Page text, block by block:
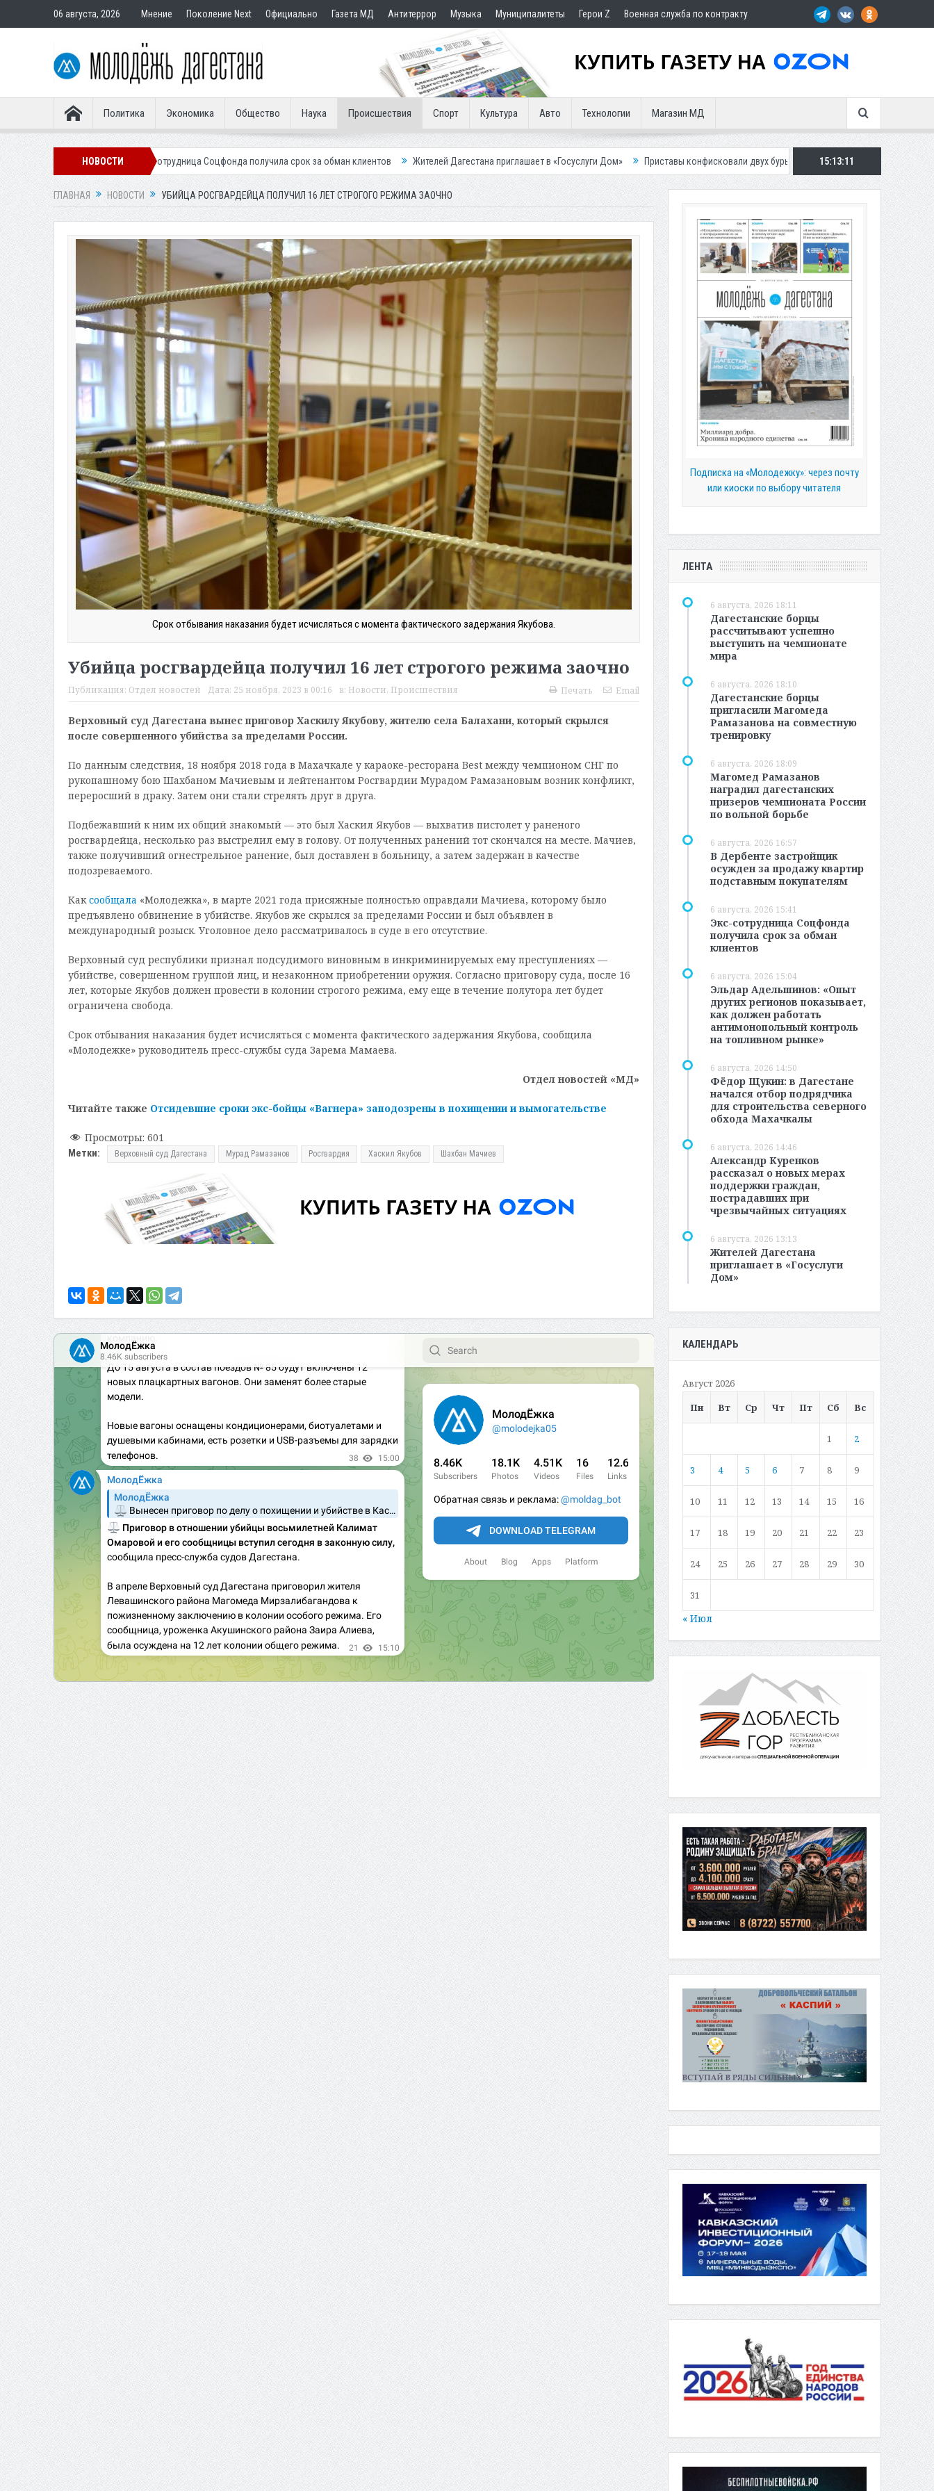
06 августа, 2026 Мнение Поколение Next Официально Газета МД Антитеррор Музыка Муниципалитеты Герои Z Военная служба по контракту
Политика Экономика Общество Наука Происшествия Спорт Культура Авто Технологии Магазин МД
НОВОСТИ
Экс-сотрудница Соцфонда получила срок за обман клиентов Жителей Дагестана приглашает в «Госуслуги Дом» Приставы конфисковали двух бурых медведей у жителя Дагестана
15:13:13
ГЛАВНАЯ НОВОСТИ УБИЙЦА РОСГВАРДЕЙЦА ПОЛУЧИЛ 16 ЛЕТ СТРОГОГО РЕЖИМА ЗАОЧНО
Срок отбывания наказания будет исчисляться с момента фактического задержания Якубова.
Убийца росгвардейца получил 16 лет строгого режима заочно
Публикация: Отдел новостей Дата: 25 ноября, 2023 в 00:16 в: Новости, Происшествия Печать Email
Верховный суд Дагестана вынес приговор Хаскилу Якубову, жителю села Балахани, который скрылся
после совершенного убийства за пределами России.
По данным следствия, 18 ноября 2018 года в Махачкале у караоке-ресторана Best между чемпионом СНГ по
рукопашному бою Шахбаном Мачиевым и лейтенантом Росгвардии Мурадом Рамазановым возник конфликт,
переросший в драку. Затем они стали стрелять друг в друга.
Подбежавший к ним их общий знакомый — это был Хаскил Якубов — выхватив пистолет у раненого
росгвардейца, несколько раз выстрелил ему в голову. От полученных ранений тот скончался на месте. Мачиев,
также получивший огнестрельное ранение, был доставлен в больницу, а затем задержан в качестве
подозреваемого.
Как сообщала «Молодежка», в марте 2021 года присяжные полностью оправдали Мачиева, которому было
предъявлено обвинение в убийстве. Якубов же скрылся за пределами России и был объявлен в
международный розыск. Уголовное дело рассматривалось в суде в его отсутствие.
Верховный суд республики признал подсудимого виновным в инкриминируемых ему преступлениях —
убийстве, совершенном группой лиц, и незаконном приобретении оружия. Согласно приговору суда, после 16
лет, которые Якубов должен провести в колонии строгого режима, ему еще в течение полутора лет будет
ограничена свобода.
Срок отбывания наказания будет исчисляться с момента фактического задержания Якубова, сообщила
«Молодежке» руководитель пресс-службы суда Зарема Мамаева.
Отдел новостей «МД»
Читайте также Отсидевшие сроки экс-бойцы «Вагнера» заподозрены в похищении и вымогательстве
Просмотры: 601
Метки: Верховный суд Дагестана Мурад Рамазанов Росгвардия Хаскил Якубов Шахбан Мачиев
Подписка на «Молодежку»: через почту
или киоски по выбору читателя
ЛЕНТА
6 августа, 2026 18:11
Дагестанские борцы
рассчитывают успешно
выступить на чемпионате
мира
6 августа, 2026 18:10
Дагестанские борцы
пригласили Магомеда
Рамазанова на совместную
тренировку
6 августа, 2026 18:09
Магомед Рамазанов
наградил дагестанских
призеров чемпионата России
по вольной борьбе
6 августа, 2026 16:57
В Дербенте застройщик
осужден за продажу квартир
подставным покупателям
6 августа, 2026 15:41
Экс-сотрудница Соцфонда
получила срок за обман
клиентов
6 августа, 2026 15:04
Эльдар Адельшинов: «Опыт
других регионов показывает,
как должен работать
антимонопольный контроль
на топливном рынке»
6 августа, 2026 14:50
Фёдор Щукин: в Дагестане
начался отбор подрядчика
для строительства северного
обхода Махачкалы
6 августа, 2026 14:46
Александр Куренков
рассказал о новых мерах
поддержки граждан,
пострадавших при
чрезвычайных ситуациях
6 августа, 2026 13:13
Жителей Дагестана
приглашает в «Госуслуги
Дом»
КАЛЕНДАРЬ
Август 2026
Пн
Вт Ср Чт Пт Сб Вс
1 2
3 4 5 6 7 8 9
10 11 12 13 14 15 16
17 18 19 20 21 22 23
24 25 26 27 28 29 30
31
« Июл